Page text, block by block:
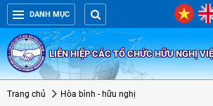
DANH MỤC
LIÊN HIỆP CÁC TỔ CHỨC HỮU NGHỊ
Trang chủ Hòa bình - hữu nghị